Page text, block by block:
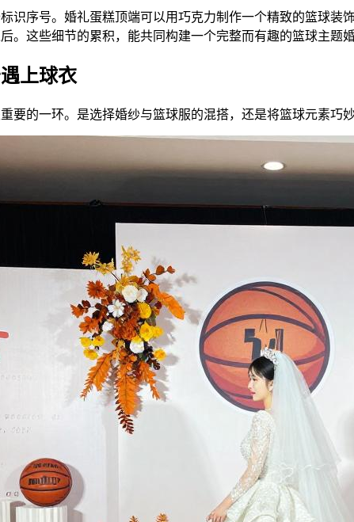
识序号。婚礼蛋糕顶端可以用巧克力制作一个精致的篮球
。这些细节的累积，能共同构建一个完整而有趣的篮球主题婚
上球衣
要的一环。是选择婚纱与篮球服的混搭，还是将篮球元素巧